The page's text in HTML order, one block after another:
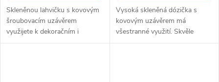
Skleněnou lahvičku s kovovým
šroubovacím uzávěrem
využijete k dekoračním i
praktickým účelům.
Vysoká skleněná dózička s
kovovým uzávěrem má
všestranné využití. Skvěle
poslouží k praktickým i